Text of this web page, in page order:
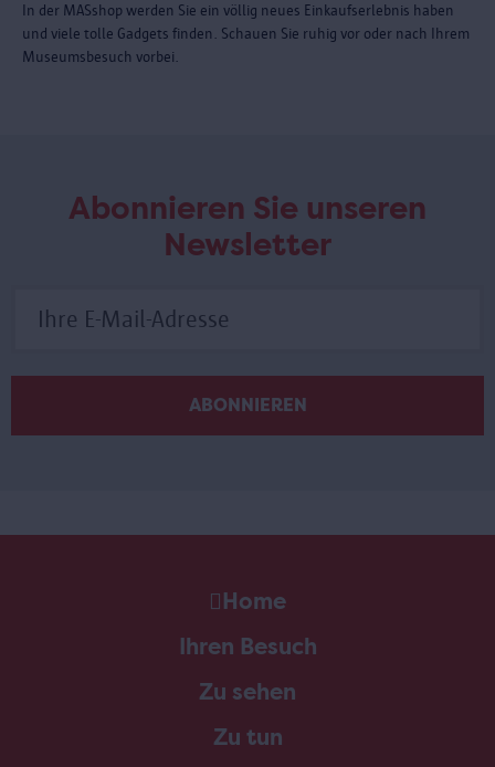
In der MASshop werden Sie ein völlig neues Einkaufserlebnis haben
und viele tolle Gadgets finden. Schauen Sie ruhig vor oder nach Ihrem
Museumsbesuch vorbei.
Abonnieren Sie unseren
Newsletter
Home
Ihren Besuch
Zu sehen
Zu tun